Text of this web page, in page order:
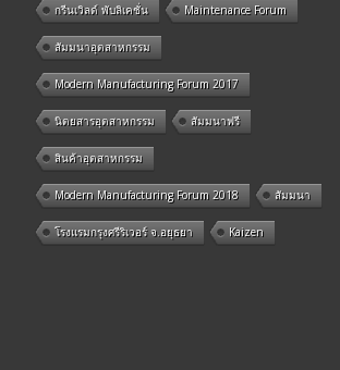
กรีนเวิลด์ พับลิเคชั่น Maintenance Forum
สัมมนาอุตสาหกรรม
Modern Manufacturing Forum 2017
นิตยสารอุตสาหกรรม สัมมนาฟรี
สินค้าอุตสาหกรรม
Modern Manufacturing Forum 2018 สัมมนา
โรงแรมกรุงศรีริเวอร์ จ.อยุธยา Kaizen